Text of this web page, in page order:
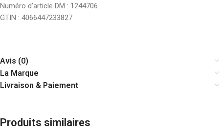
Numéro d’article DM : 1244706.
GTIN : 4066447233827
Avis (0)
La Marque
Livraison & Paiement
Produits similaires